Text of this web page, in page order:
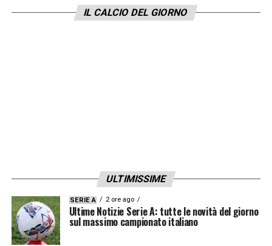
IL CALCIO DEL GIORNO
ULTIMISSIME
SERIE A 2 ore ago
Ultime Notizie Serie A: tutte le novità del giorno
sul massimo campionato italiano